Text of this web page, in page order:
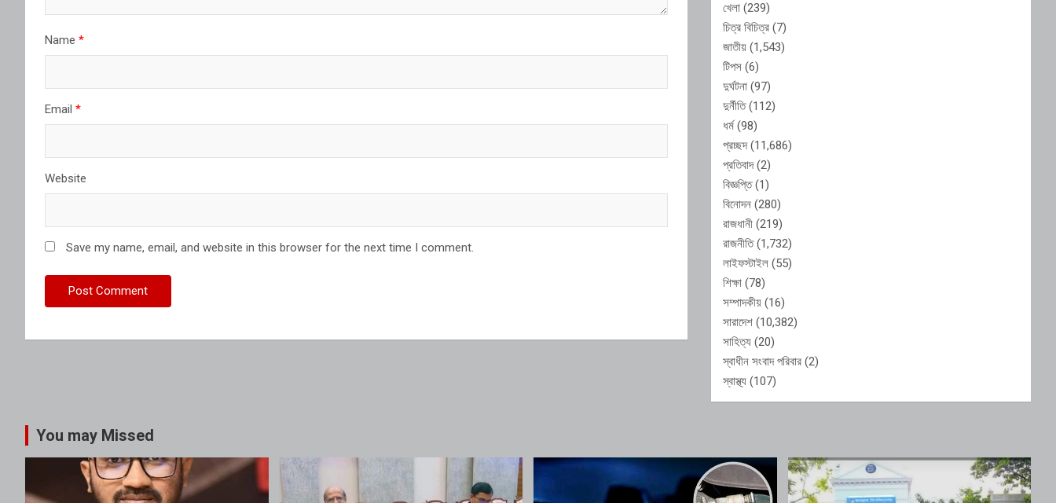
Name *
Email *
Website
Save my name, email, and website in this browser for the next time I comment.
খেলা (239)
চিত্র বিচিত্র (7)
জাতীয় (1,543)
টিপস (6)
দুর্ঘটনা (97)
দুর্নীতি(112)
ধর্ম(98)
প্রচ্ছদ(11,686)
প্রতিবাদ(2)
বিজ্ঞপ্তি(1)
বিনোদন (280)
রাজধানী (219)
রাজনীতি(1,732)
লাইফস্টাইল (55)
শিক্ষা (78)
সম্পাদকীয় (16)
সারাদেশ (10,382)
সাহিত্য (20)
স্বাধীন সংবাদ পরিবার (2)
স্বাস্থ্য (107)
You may Missed